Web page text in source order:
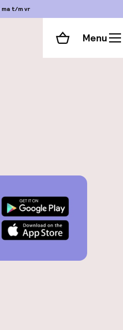
ma t/m vr
Winkelmand
Menu